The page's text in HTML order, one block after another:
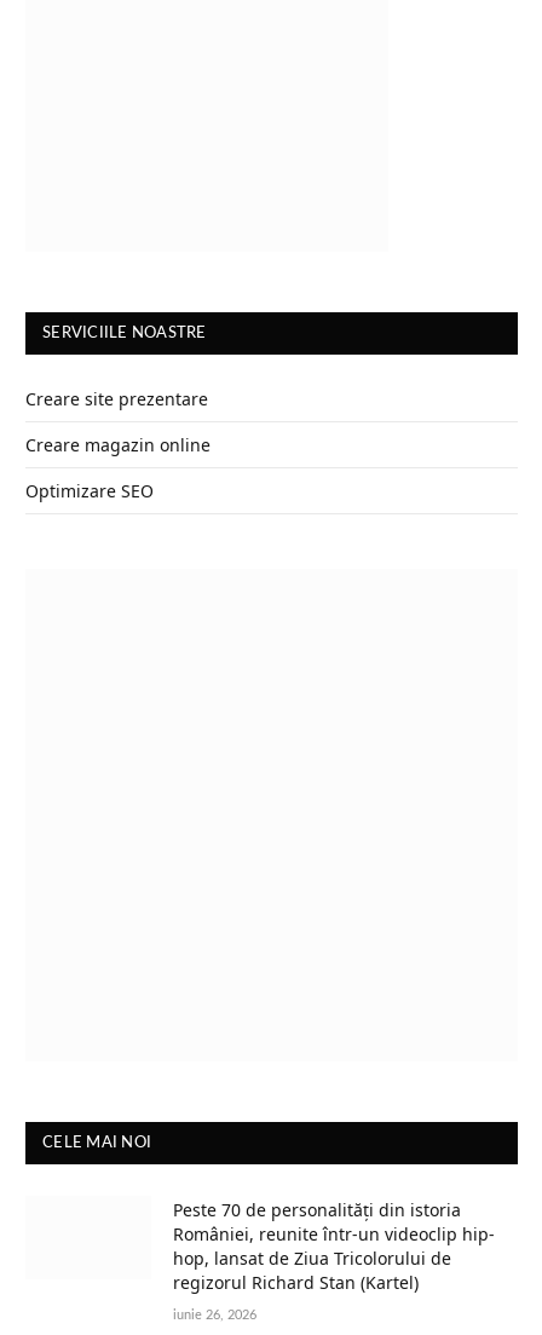
SERVICIILE NOASTRE
Creare site prezentare
Creare magazin online
Optimizare SEO
CELE MAI NOI
Peste 70 de personalități din istoria
României, reunite într-un videoclip hip-
hop, lansat de Ziua Tricolorului de
regizorul Richard Stan (Kartel)
iunie 26, 2026